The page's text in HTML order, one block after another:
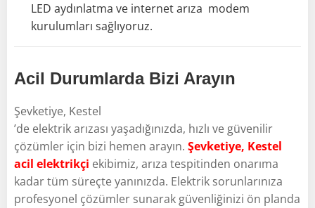
LED aydınlatma ve internet arıza modem
kurulumları sağlıyoruz.
Acil Durumlarda Bizi Arayın
Şevketiye, Kestel
’de elektrik arızası yaşadığınızda, hızlı ve güvenilir
çözümler için bizi hemen arayın. Şevketiye, Kestel
acil elektrikçi ekibimiz, arıza tespitinden onarıma
kadar tüm süreçte yanınızda. Elektrik sorunlarınıza
profesyonel çözümler sunarak güvenliğinizi ön planda